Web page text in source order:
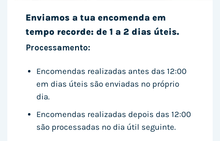
Enviamos a tua encomenda em
tempo recorde: de 1 a 2 dias úteis.
Processamento:
Encomendas realizadas antes das 12:00
em dias úteis são enviadas no próprio
dia.
Encomendas realizadas depois das 12:00
são processadas no dia útil seguinte.